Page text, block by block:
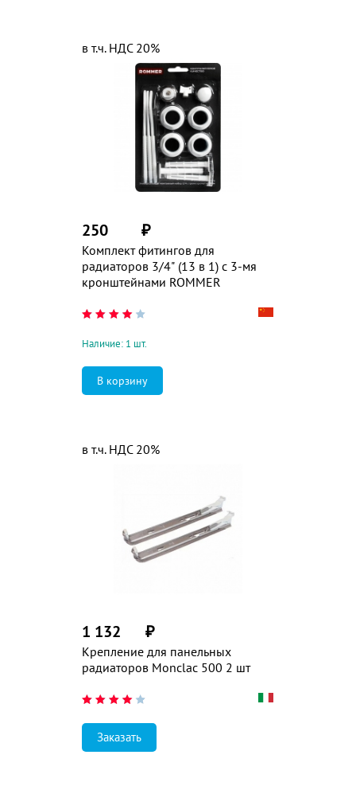
Комплект фитингов для
радиаторов 3/4" (13 в 1) с 3-мя
кронштейнами ROMMER
250 ₽
в т.ч. НДС 20%
Наличие: 1 шт.
Крепление для панельных
радиаторов Mоnclac 500 2 шт
1 132 ₽
в т.ч. НДС 20%
Заказать